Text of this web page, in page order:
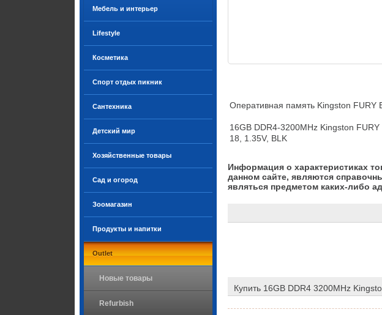
Мебель и интерьер
Lifestyle
Косметика
Спорт отдых пикник
Сантехника
Детский мир
Хозяйственные товары
Сад и огород
Зоомагазин
Продукты и напитки
Outlet
Новые товары
Refurbish
Оперативная память Kingston FURY
16GB DDR4-3200MHz Kingston
18, 1.35V, BLK
Информация о характеристиках
данном сайте, являются
являться предметом каких-либо
Купить 16GB DDR4 3200MHz